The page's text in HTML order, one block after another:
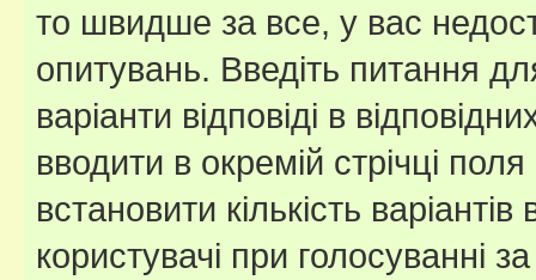
то швидше за все, у вас
опитувань. Введіть питання
варіанти відповіді в
вводити в окремій стрічці
встановити кількість
користувачі при голосуванні